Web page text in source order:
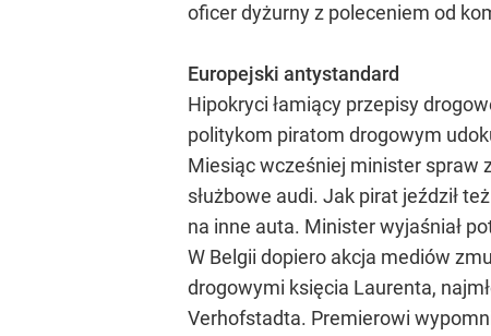
oficer dyżurny z poleceniem od
Europejski antystandard
Hipokryci łamiący przepisy
politykom piratom drogowym
Miesiąc wcześniej minister spraw
służbowe audi. Jak pirat jeździł
na inne auta. Minister wyjaśniał
W Belgii dopiero akcja mediów
drogowymi księcia Laurenta,
Verhofstadta. Premierowi